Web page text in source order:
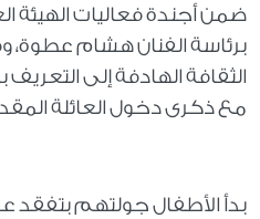
ضمن أجندة فعاليات الهيئة
برئاسة الفنان هشام عطوة،
الثقافة الهادفة إلى التعريف
مع ذكرى دخول العائلة
بدأ الأطفال جولتهم بتفقد